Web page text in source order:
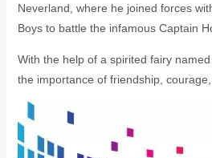
Neverland, where he joined forces
Boys to battle the infamous Captain
With the help of a spirited fairy
the importance of friendship,